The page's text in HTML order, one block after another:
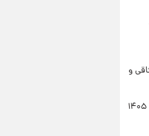
و
قیمت دلار بازار آزاد امروز پنجشنبه ۱۵ مرداد ۱۴۰۵